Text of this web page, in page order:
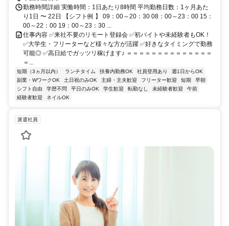
勤務時間詳細 実働時間：1日あたり8時間 平均勤務日数：1ヶ月あた
り1日 〜 22日 【シフト例 】 09：00～20：30 08：00～23：00 15：
00～22：00 19：00～23：30 ...
仕事内容 ✅来社不要のリモート登録会 ✅初バイトや未経験者もOK！
✅大学生・フリーターなど様々な方が活躍 ✅好きなタイミングで勤務
可能◎ ✅高日給でガッツリ稼げます♪ ＝＝＝＝＝＝＝＝＝＝＝＝＝＝
＝...
短期（3ヵ月以内） ランチタイム 扶養内勤務OK 社員登用あり
週1日からOK
副業・WワークOK
土日祝のみOK 主婦・主夫歓迎 フリーター歓迎 短期
早朝
シフト自由
学歴不問 平日のみOK 学生歓迎 転勤なし 未経験者歓迎
午前
経験者歓迎
ネイルOK
派遣社員